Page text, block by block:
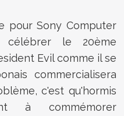
pour Sony Computer
célébrer le 20ème
Evil comme il se
commercialisera
c'est qu'hormis
à commémorer